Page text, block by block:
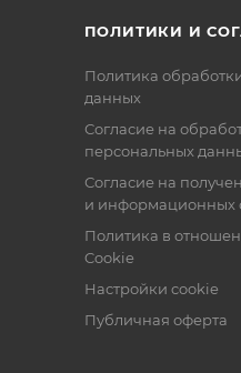
ПОЛИТИКИ И
Политика
данных
Согласие на
персональных
Согласие на
и информационных
Политика в
Cookie
Настройки cookie
Публичная оферта